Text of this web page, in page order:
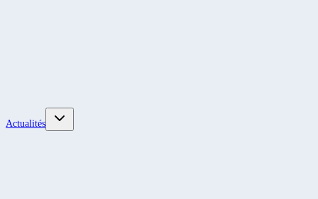
Actualités